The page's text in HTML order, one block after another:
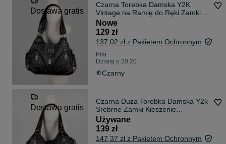
Dostawa gratis
Czarna Torebka Damska Y2K
Vintage na Ramię do Ręki Zamki
Kieszenie Dodatkowy Pasek
Pojemna + Bransoletka Gratis
Nowe
129 zł
137,02 zł z Pakietem Ochronnym
Piła
Dzisiaj o 20:20
Czarny
Dostawa gratis
Czarna Duża Torebka Damska Y2k
Srebrne Zamki Kieszenie
Dodatkowy Pasek Pojemna
Shopper + Bransoletka Gratis
Używane
139 zł
147,37 zł z Pakietem Ochronnym